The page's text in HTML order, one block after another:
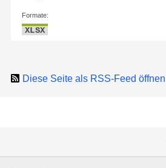
Formate:
XLSX
Diese Seite als RSS-Feed öffnen